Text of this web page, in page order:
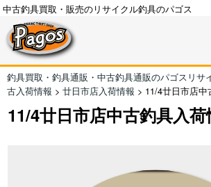
中古釣具買取・販売のリサイクル釣具のパゴス
釣具買取・釣具通販・中古釣具通販のパゴスリサ
古入荷情報 > 廿日市店入荷情報 > 11/4廿日市店
11/4廿日市店中古釣具入荷